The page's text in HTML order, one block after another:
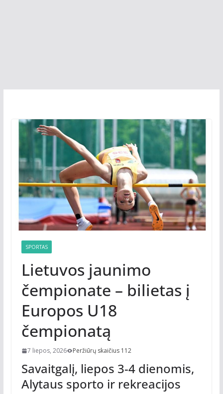
SPORTAS
Lietuvos jaunimo
čempionate – bilietas į
Europos U18
čempionatą
7 liepos, 2026 Peržiūrų skaičius 112
Savaitgalį, liepos 3-4 dienomis,
Alytaus sporto ir rekreacijos